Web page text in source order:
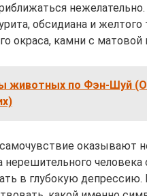
обсидиана и
окраса, камни с матовой
животных по Фэн-Шуй
оказывают
человека
в глубокую